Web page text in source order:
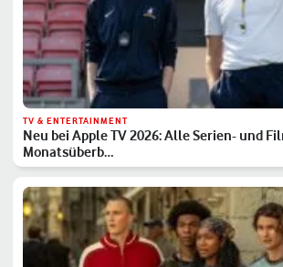
TV & ENTERTAINMENT
Neu bei Apple TV 2026: Alle Serien- und
Monatsüberb…